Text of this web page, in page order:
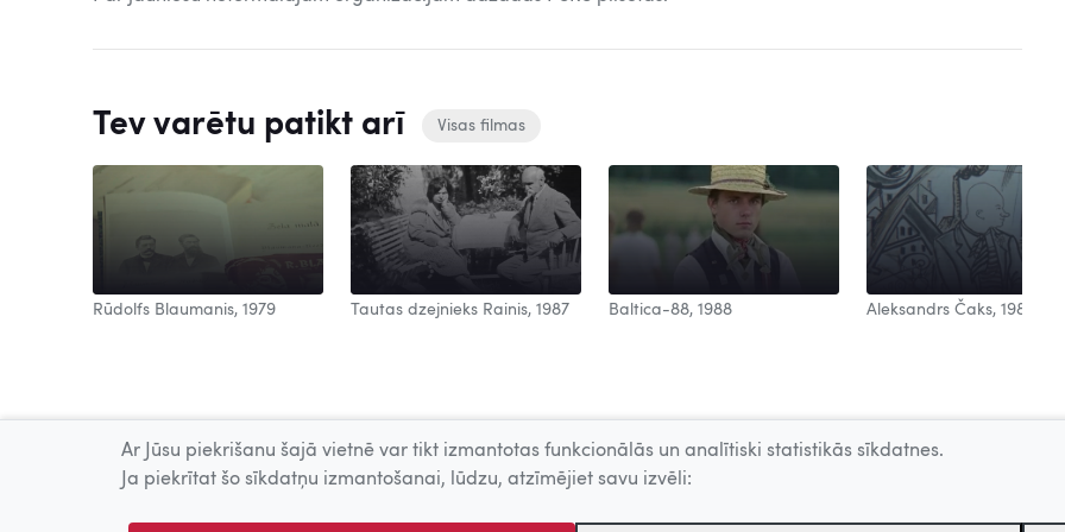
Tev varētu patikt arī Visas filmas
Rūdolfs Blaumanis, 1979 Tautas dzejnieks Rainis, 1987 Baltica-88, 1988 Aleksandrs Čaks, 1988
Ar Jūsu piekrišanu šajā vietnē var tikt izmantotas funkcionālās un analītiski statistikās sīkdatnes.
Ja piekrītat šo sīkdatņu izmantošanai, lūdzu, atzīmējiet savu izvēli: